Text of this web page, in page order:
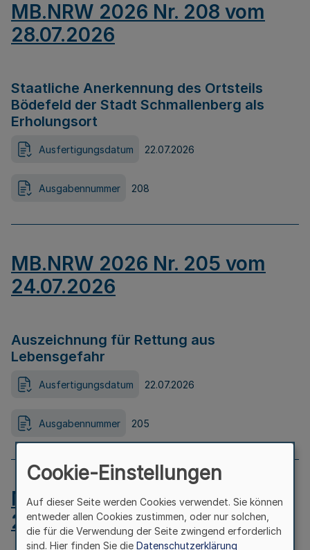
MB.NRW 2026 Nr. 208 vom
28.07.2026
Staatliche Anerkennung des Ortsteils
Bödefeld der Stadt Schmallenberg als
Erholungsort
Ausfertigungsdatum 22.07.2026
Ausgabennummer 208
MB.NRW 2026 Nr. 205 vom
24.07.2026
Auszeichnung für Rettung aus
Lebensgefahr
Ausfertigungsdatum 22.07.2026
Ausgabennummer 205
MB.NRW 2026 Nr. 204 vom
24.07.2026
Cookie-Einstellungen
Auf dieser Seite werden Cookies verwendet. Sie können
entweder allen Cookies zustimmen, oder nur solchen,
die für die Verwendung der Seite zwingend erforderlich
sind. Hier finden Sie die Datenschutzerklärung